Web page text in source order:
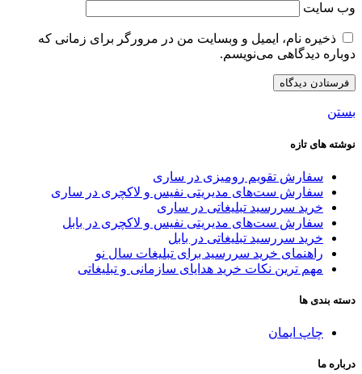
وب‌ سایت
ذخیره نام، ایمیل و وبسایت من در مرورگر برای زمانی که
دوباره دیدگاهی می‌نویسم.
بستن
نوشته های تازه
سفارش تقویم رومیزی در ساری
سفارش ست‌های مدیریتی نفیس و لاکچری در ساری
خرید سررسید تبلیغاتی در ساری
سفارش ست‌های مدیریتی نفیس و لاکچری در بابل
خرید سررسید تبلیغاتی در بابل
راهنمای خرید سررسید برای تبلیغات سال نو
مهم ترین نکات خرید هدایای سازمانی و تبلیغاتی
دسته بندی ها
چاپ ایمان
درباره ما